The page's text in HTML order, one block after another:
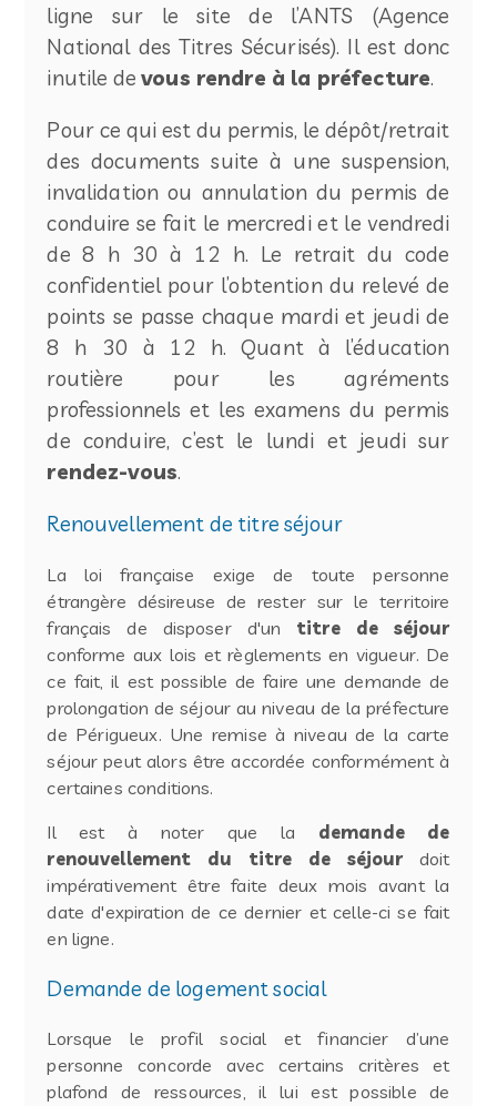
ligne sur le site de l’ANTS (Agence
National des Titres Sécurisés). Il est donc
inutile devous rendre à la préfecture.
Pour ce qui est du permis, le dépôt/retrait
des documents suite à une suspension,
invalidation ou annulation du permis de
conduire se fait le mercredi et le vendredi
de 8 h 30 à 12 h. Le retrait du code
confidentiel pour l’obtention du relevé de
points se passe chaque mardi et jeudi de
8 h 30 à 12 h. Quant à l’éducation
routière pour les agréments
professionnels et les examens du permis
de conduire, c’est le lundi et jeudi sur
rendez-vous.
Renouvellement de titre séjour
La loi française exige de toute personne
étrangère désireuse de rester sur le territoire
français de disposer d'un titre de séjour
conforme aux lois et règlements en vigueur. De
ce fait, il est possible de faire une demande de
prolongation de séjour au niveau de la préfecture
de Périgueux. Une remise à niveau de la carte
séjour peut alors être accordée conformément à
certaines conditions.
Il est à noter que la demande de
renouvellement du titre de séjourdoit
impérativement être faite deux mois avant la
date d'expiration de ce dernier et celle-ci se fait
en ligne.
Demande de logement social
Lorsque le profil social et financier d’une
personne concorde avec certains critères et
plafond de ressources, il lui est possible de